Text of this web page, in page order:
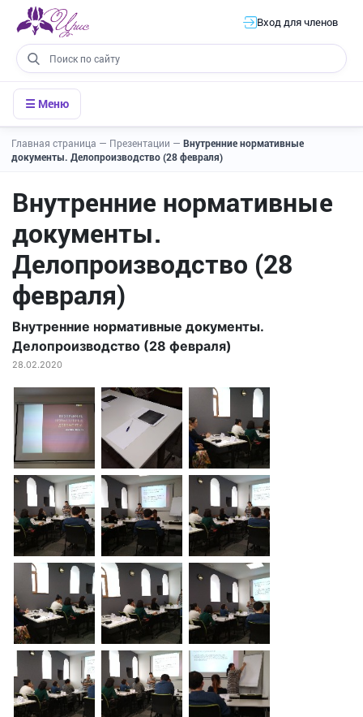
Вход для членов
☰ Меню
Главная страница — Презентации — Внутренние нормативные
документы. Делопроизводство (28 февраля)
Внутренние нормативные
документы.
Делопроизводство (28
февраля)
Внутренние нормативные документы.
Делопроизводство (28 февраля)
28.02.2020